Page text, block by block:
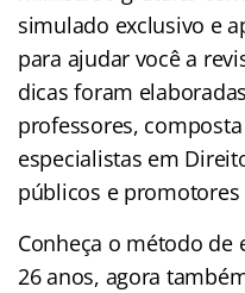
simulado exclusivo e
para ajudar você a
dicas foram
professores,
especialistas em
públicos e promotores
Conheça o método de
26 anos, agora